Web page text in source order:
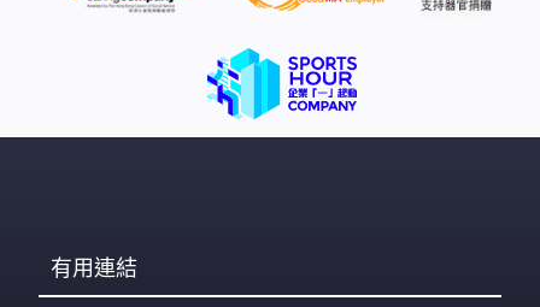
有用連結